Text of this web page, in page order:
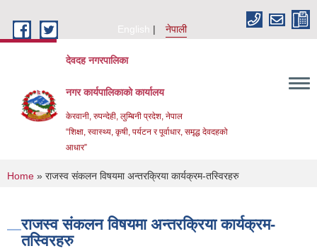
English
नेपाली
देवदह नगरपालिका
नगर कार्यपालिकाको कार्यालय
केरवानी, रुपन्देही, लुम्बिनी प्रदेश, नेपाल
“शिक्षा, स्वास्थ्य, कृषी, पर्यटन र पूर्वाधार, समृद्ध देवदहको
आधार”
You are here
Home » राजस्व संकलन विषयमा अन्तरक्रिया कार्यक्रम-तस्विरहरु
राजस्व संकलन विषयमा अन्तरक्रिया कार्यक्रम-
तस्विरहरु